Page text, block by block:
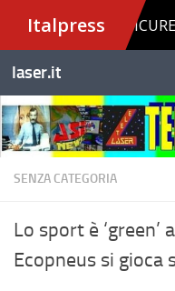
Salta al contenuto
laser.it
SENZA CATEGORIA
Lo sport è ‘green’
Ecopneus si gioca